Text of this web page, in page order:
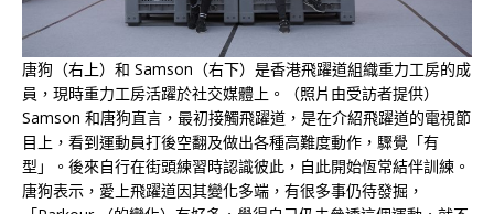
唐狗（右上）和 Samson（右下）是香港飛躍道組織重力工房的成
員，現時重力工房活躍於社交媒體上。（照片由受訪者提供）
Samson 和唐狗直言，最初接觸飛躍道，是在介紹飛躍道的電視節
目上，看到運動員打後空翻及做出各種高難度動作，驟覺「有
型」。後來自行在街頭練習時認識彼此，自此開始恆常結伴訓練。
唐狗表示，愛上飛躍道因其變化多端，有很多事仍待發掘，